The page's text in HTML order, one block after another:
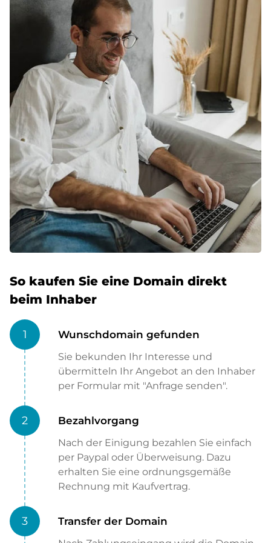
So kaufen Sie eine Domain direkt
beim Inhaber
1 Wunschdomain gefunden
Sie bekunden Ihr Interesse und
übermitteln Ihr Angebot an den Inhaber
per Formular mit "Anfrage senden".
2 Bezahlvorgang
Nach der Einigung bezahlen Sie einfach
per Paypal oder Überweisung. Dazu
erhalten Sie eine ordnungsgemäße
Rechnung mit Kaufvertrag.
3 Transfer der Domain